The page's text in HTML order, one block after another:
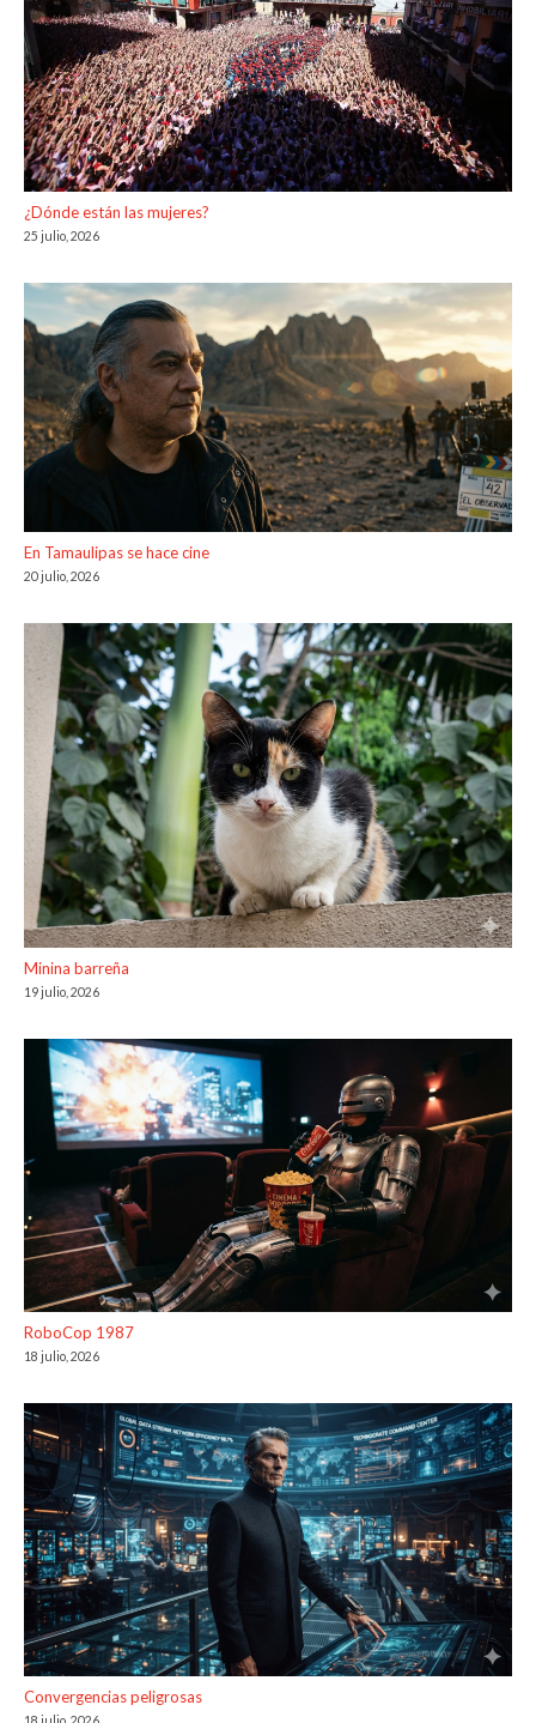
¿Dónde están las mujeres?
25 julio, 2026
En Tamaulipas se hace cine
20 julio, 2026
Minina barreña
19 julio, 2026
RoboCop 1987
18 julio, 2026
Convergencias peligrosas